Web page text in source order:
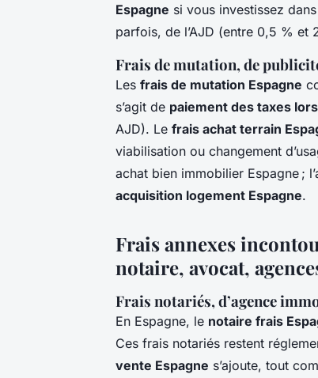
Espagne si vous investissez
parfois, de l’AJD (entre 0,5 % et
Frais de mutation, de
Les frais de mutation Espagne
s’agit de paiement des taxes
AJD). Le frais achat terrain
viabilisation ou changement
achat bien immobilier Espagne ;
acquisition logement Espagne.
Frais annexes
notaire, avocat,
Frais notariés, d’agence
En Espagne, le notaire frais
Ces frais notariés restent
vente Espagne s’ajoute, tout